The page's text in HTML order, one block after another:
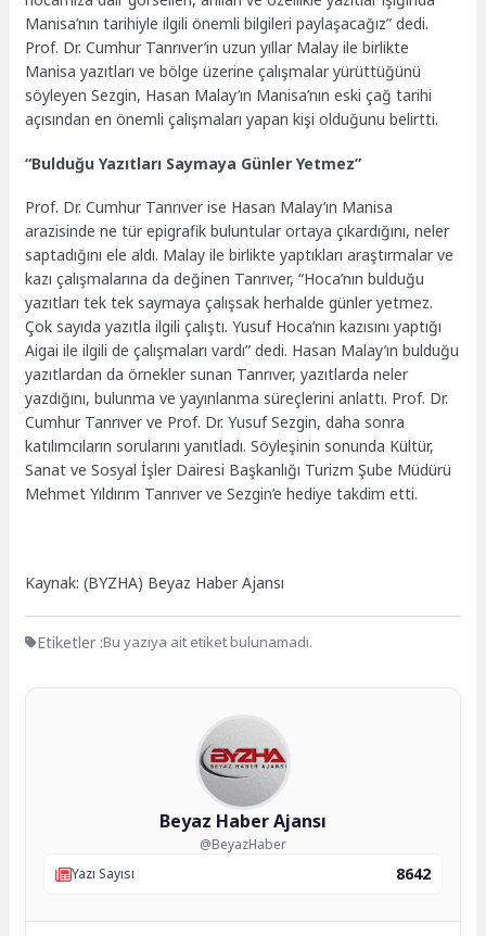
Manisa’nın tarihiyle ilgili önemli bilgileri paylaşacağız” dedi.
Prof. Dr. Cumhur Tanrıver’in uzun yıllar Malay ile birlikte
Manisa yazıtları ve bölge üzerine çalışmalar yürüttüğünü
söyleyen Sezgin, Hasan Malay’ın Manisa’nın eski çağ tarihi
açısından en önemli çalışmaları yapan kişi olduğunu belirtti.
“Bulduğu Yazıtları Saymaya Günler Yetmez”
Prof. Dr. Cumhur Tanrıver ise Hasan Malay’ın Manisa
arazisinde ne tür epigrafik buluntular ortaya çıkardığını, neler
saptadığını ele aldı. Malay ile birlikte yaptıkları araştırmalar ve
kazı çalışmalarına da değinen Tanrıver, “Hoca’nın bulduğu
yazıtları tek tek saymaya çalışsak herhalde günler yetmez.
Çok sayıda yazıtla ilgili çalıştı. Yusuf Hoca’nın kazısını yaptığı
Aigai ile ilgili de çalışmaları vardı” dedi. Hasan Malay’ın bulduğu
yazıtlardan da örnekler sunan Tanrıver, yazıtlarda neler
yazdığını, bulunma ve yayınlanma süreçlerini anlattı. Prof. Dr.
Cumhur Tanrıver ve Prof. Dr. Yusuf Sezgin, daha sonra
katılımcıların sorularını yanıtladı. Söyleşinin sonunda Kültür,
Sanat ve Sosyal İşler Dairesi Başkanlığı Turizm Şube Müdürü
Mehmet Yıldırım Tanrıver ve Sezgin’e hediye takdim etti.
Kaynak: (BYZHA) Beyaz Haber Ajansı
Etiketler :Bu yazıya ait etiket bulunamadı.
Beyaz Haber Ajansı
@BeyazHaber
Yazı Sayısı
8642